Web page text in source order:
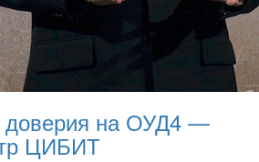
доверия на ОУД4 —
ЦИБИТ